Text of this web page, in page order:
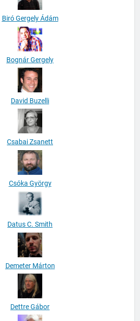
Biró Gergely Ádám
Bognár Gergely
David Buzelli
Csabai Zsanett
Csóka György
Datus C. Smith
Demeter Márton
Dettre Gábor